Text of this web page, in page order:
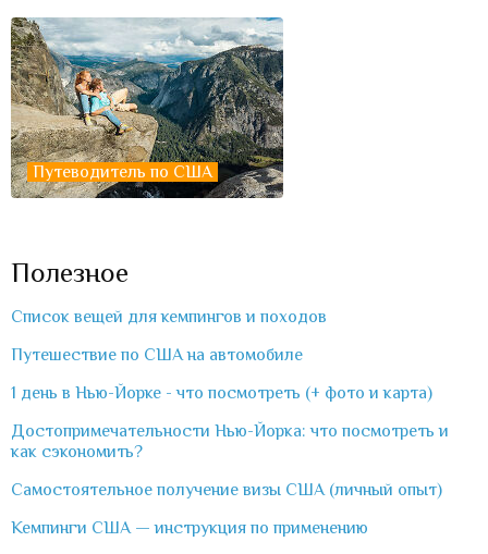
Путеводитель по США
Полезное
Список вещей для кемпингов и походов
Путешествие по США на автомобиле
1 день в Нью-Йорке - что посмотреть (+ фото и карта)
Достопримечательности Нью-Йорка: что посмотреть и
как сэкономить?
Самостоятельное получение визы США (личный опыт)
Кемпинги США — инструкция по применению